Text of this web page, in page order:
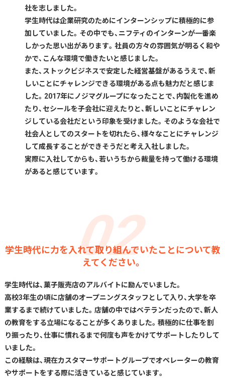
社を志しました。
学生時代は企業研究のためにインターンシップに積極的に参
加していました。その中でも、ニフティのインターンが一番楽
しかった思い出があります。社員の方々の雰囲気が明るく和や
かで、こんな環境で働きたいと感じました。
また、ストックビジネスで安定した経営基盤があるうえで、新
しいことにチャレンジできる環境がある点も魅力だと感じま
した。2017年にノジマグループになったことで、内製化を進め
たり、セシールを子会社に迎えたりと、新しいことにチャレン
ジしている会社だという印象を受けました。そのような会社で
社会人としてのスタートを切れたら、様々なことにチャレンジ
して成長することができそうだと考え入社しました。
実際に入社してからも、若いうちから裁量を持って働ける環境
があると感じています。
学生時代に力を入れて取り組んでいたことについて教
えてください。
学生時代は、菓子販売店のアルバイトに励んでいました。
高校3年生の頃に店舗のオープニングスタッフとして入り、大学を卒
業するまで続けていました。店舗の中ではベテランだったので、新人
の教育をする立場になることが多くありました。積極的に仕事を割
り振ったり、仕事に慣れるまで何度も声をかけてサポートしたりして
いました。
この経験は、現在カスタマーサポートグループでオペレーターの教育
やサポートをする際に活きていると感じています。